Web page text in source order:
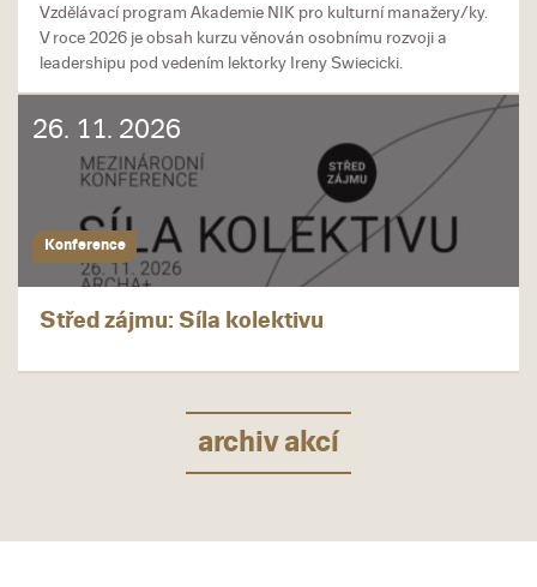
Vzdělávací program Akademie NIK pro kulturní manažery/ky.
V roce 2026 je obsah kurzu věnován osobnímu rozvoji a
leadershipu pod vedením lektorky Ireny Swiecicki.
26. 11. 2026
Konference
Střed zájmu: Síla kolektivu
archiv akcí